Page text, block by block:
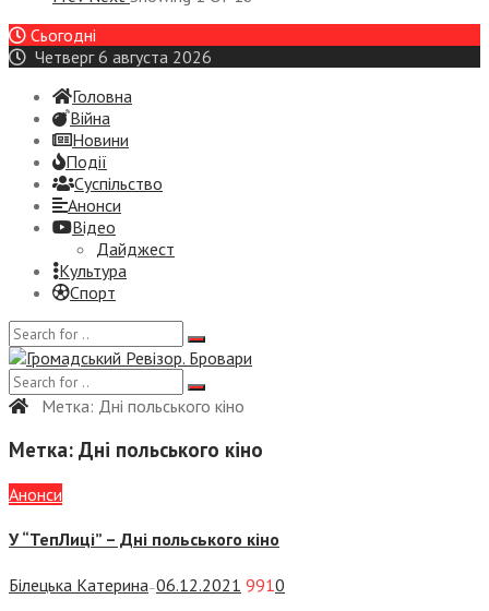
Сьогодні
Четверг 6 августа 2026
Головна
Війна
Новини
Події
Суспiльство
Анонси
Відео
Дайджест
Культура
Спорт
Метка: Дні польського кіно
Метка: Дні польського кіно
Анонси
У “ТепЛиці” – Дні польського кіно
Білецька Катерина —06.12.2021 9910